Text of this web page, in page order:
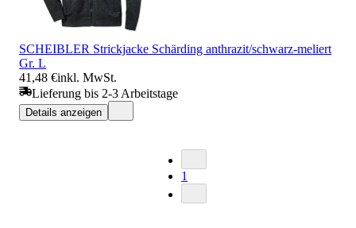
SCHEIBLER Strickjacke Schärding anthrazit/schwarz-meliert
Gr. L
41,48 €inkl. MwSt.
Lieferung bis 2-3 Arbeitstage
Details anzeigen
1